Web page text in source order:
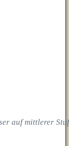
auf mittlerer